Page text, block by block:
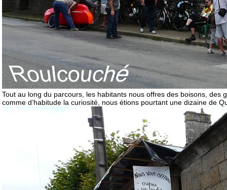
Tout au long du parcours, les habitants nous offres des boisons,
comme d’habitude la curiosité, nous étions pourtant une dizaine de